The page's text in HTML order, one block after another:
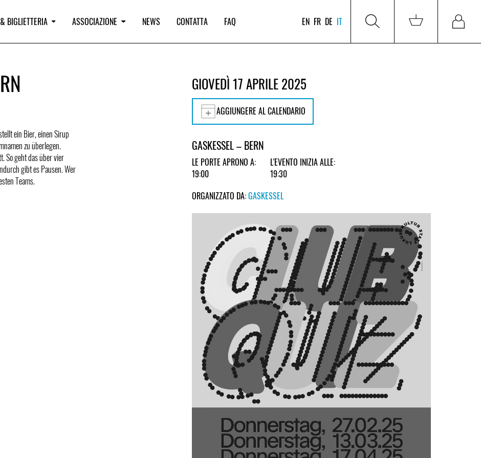
BIGLIETTERIA ASSOCIAZIONE NEWS CONTATTA FAQ EN FR DE IT
ein Bier, einen Sirup
zu überlegen.
So geht das über vier
gibt es Pausen. Wer
Teams.
GIOVEDÌ 17 APRILE 2025
AGGIUNGERE AL CALENDARIO
GASKESSEL – BERN
LE PORTE APRONO A:
19:00
L'EVENTO INIZIA ALLE:
19:30
ORGANIZZATO DA:GASKESSEL